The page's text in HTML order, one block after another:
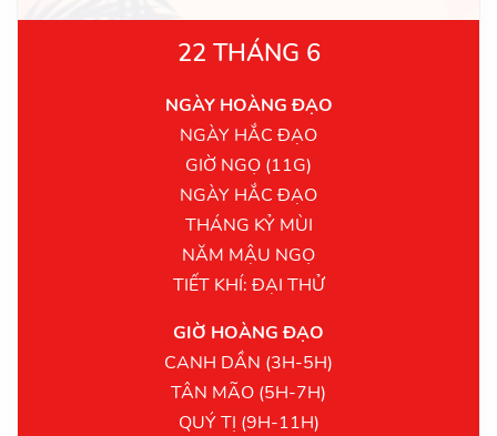
22 THÁNG 6
NGÀY HOÀNG ĐẠO
NGÀY HẮC ĐẠO
GIỜ NGỌ (11G)
NGÀY HẮC ĐẠO
THÁNG KỶ MÙI
NĂM MẬU NGỌ
TIẾT KHÍ: ĐẠI THỬ
GIỜ HOÀNG ĐẠO
CANH DẦN (3H-5H)
TÂN MÃO (5H-7H)
QUÝ TỊ (9H-11H)